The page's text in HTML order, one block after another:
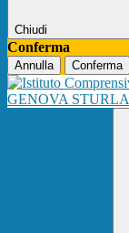
Chiudi
Conferma
Annulla Conferma
GENOVA STURLA